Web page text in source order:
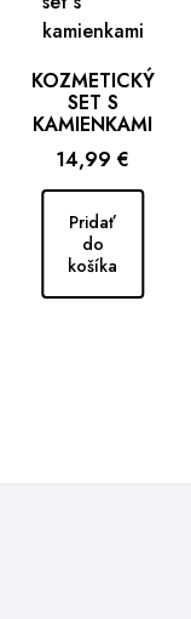
KOZMETICKÝ
SET S
KAMIENKAMI
Cena
14,99 €
Pridať
do
košíka